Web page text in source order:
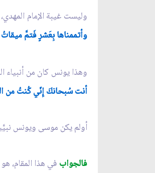
وليست غيبة الإمام
وأتممناها بِعَشرٍ فَتمَّ
وهذا يونس كان من أنبياء
أنت سُبحانكَ إِنّي كُنتُ من
أولم يكن موسى ويونس
فالجواب في هذا المقام،